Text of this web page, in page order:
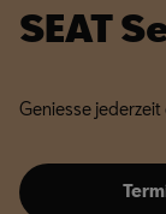
SEAT
Geniesse